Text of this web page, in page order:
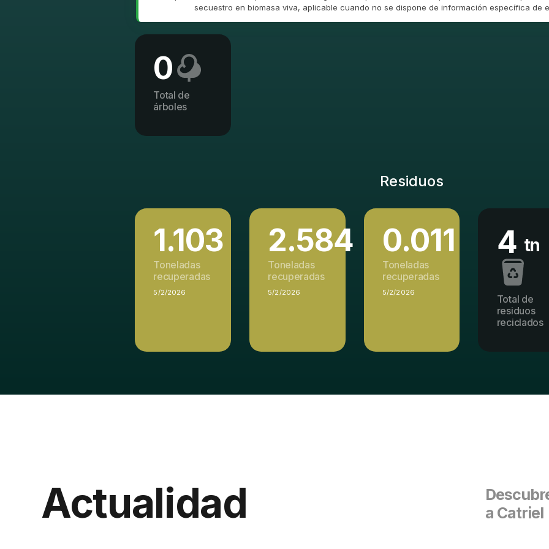
secuestro en biomasa viva, aplicable cuando no se dispone de información específica de
0
Total de
árboles
Residuos
1.103
Toneladas
recuperadas
5/2/2026
2.584
Toneladas
recuperadas
5/2/2026
0.011
Toneladas
recuperadas
5/2/2026
4 tn
Total de
residuos
reciclados
Actualidad
a Catriel